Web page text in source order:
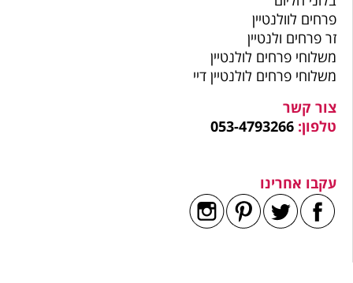
פרחים לוולנטיין
זר פרחים ולנטיין
משלוחי פרחים לולנטיין
משלוחי פרחים לולנטיין דיי
צור קשר
טלפון: 053-4793266
עקבו אחרינו